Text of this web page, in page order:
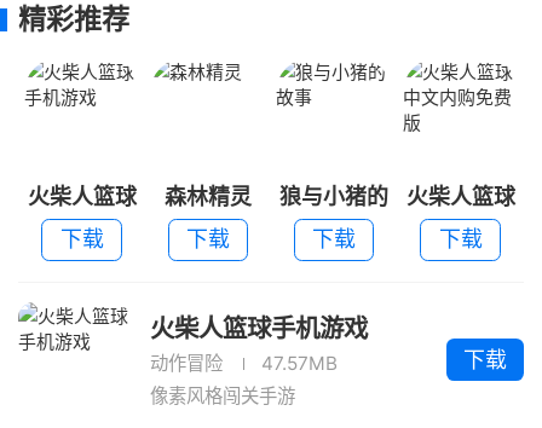
精彩推荐
火柴人篮球
手机游戏
下载
森林精灵
下载
狼与小猪的
故事
下载
火柴人篮球
中文内购免
费版
下载
火柴人篮球手机游戏
动作冒险
47.57MB
像素风格闯关手游
下载